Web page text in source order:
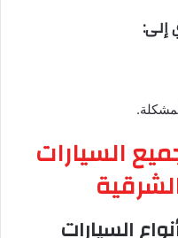
إلى:
السيارات
السيارات